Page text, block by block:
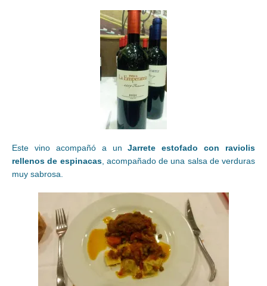
Este vino acompañó a unJarrete estofado con raviolis
rellenos de espinacas, acompañado de una salsa de verduras
muy sabrosa.